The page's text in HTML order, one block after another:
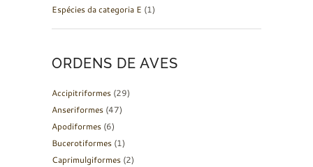
Espécies da categoria E (1)
ORDENS DE AVES
Accipitriformes (29)
Anseriformes (47)
Apodiformes (6)
Bucerotiformes (1)
Caprimulgiformes (2)